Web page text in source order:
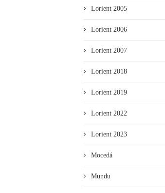
Lorient 2005
Lorient 2006
Lorient 2007
Lorient 2018
Lorient 2019
Lorient 2022
Lorient 2023
Mocedá
Mundu